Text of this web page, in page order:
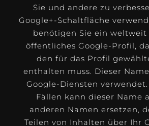
Sie und andere zu
Google+-Schaltfläche
benötigen Sie ein weltweit
öffentliches Google-Profil,
den für das Profil
enthalten muss. Dieser
Google-Diensten
Fällen kann dieser Name
anderen Namen ersetzen,
Teilen von Inhalten über Ihr